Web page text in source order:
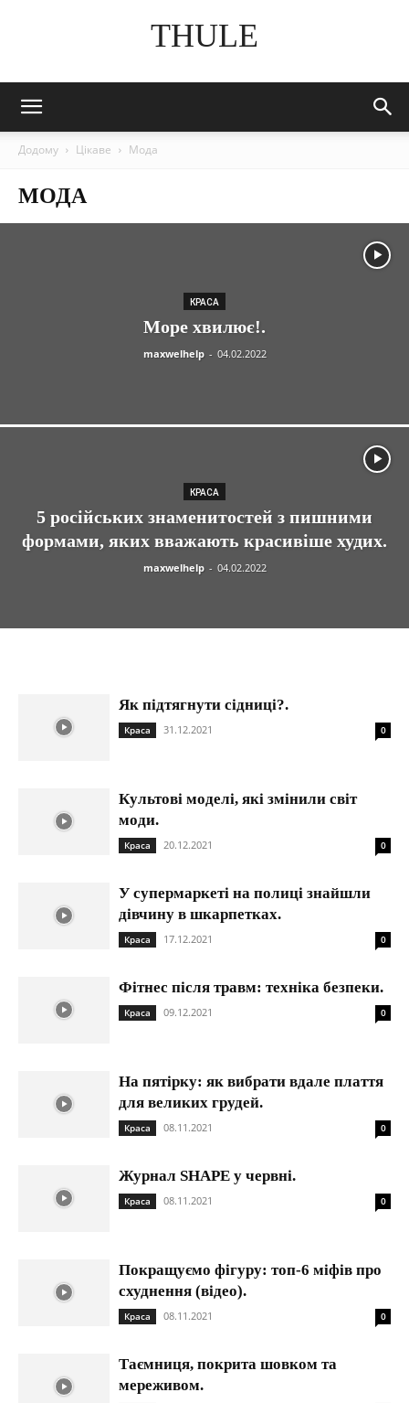
THULE
Додому Цікаве Мода
МОДА
КРАСА
Море хвилює!.
maxwelhelp - 04.02.2022
КРАСА
5 російських знаменитостей з пишними
формами, яких вважають красивіше худих.
maxwelhelp - 04.02.2022
Як підтягнути сідниці?.
Краса 31.12.2021 0
Культові моделі, які змінили світ
моди.
Краса 20.12.2021 0
У супермаркеті на полиці знайшли
дівчину в шкарпетках.
Краса 17.12.2021 0
Фітнес після травм: техніка безпеки.
Краса 09.12.2021 0
На пятірку: як вибрати вдале плаття
для великих грудей.
Краса 08.11.2021 0
Журнал SHAPE у червні.
Краса 08.11.2021 0
Покращуємо фігуру: топ-6 міфів про
схуднення (відео).
Краса 08.11.2021 0
Таємниця, покрита шовком та
мереживом.